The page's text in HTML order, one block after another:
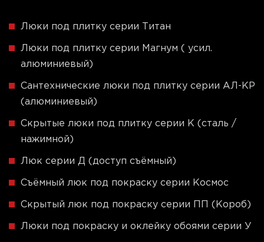
Люки под плитку серии Титан
Люки под плитку серии Магнум ( усил.
алюминиевый)
Сантехнические люки под плитку серии АЛ-КР
(алюминиевый)
Скрытые люки под плитку серии K (сталь /
нажимной)
Люк серии Д (доступ съёмный)
Съёмный люк под покраску серии Космос
Скрытый люк под покраску серии ПП (Короб)
Люки под покраску и оклейку обоями серии У